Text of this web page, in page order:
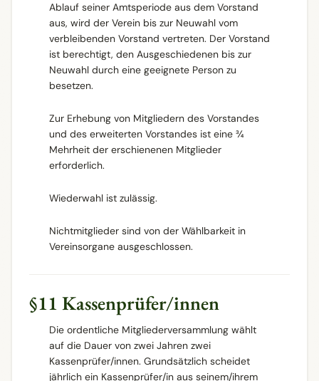
Ablauf seiner Amtsperiode aus dem Vorstand
aus, wird der Verein bis zur Neuwahl vom
verbleibenden Vorstand vertreten. Der Vorstand
ist berechtigt, den Ausgeschiedenen bis zur
Neuwahl durch eine geeignete Person zu
besetzen.
Zur Erhebung von Mitgliedern des Vorstandes
und des erweiterten Vorstandes ist eine ¾
Mehrheit der erschienenen Mitglieder
erforderlich.
Wiederwahl ist zulässig.
Nichtmitglieder sind von der Wählbarkeit in
Vereinsorgane ausgeschlossen.
§11 Kassenprüfer/innen
Die ordentliche Mitgliederversammlung wählt
auf die Dauer von zwei Jahren zwei
Kassenprüfer/innen. Grundsätzlich scheidet
jährlich ein Kassenprüfer/in aus seinem/ihrem